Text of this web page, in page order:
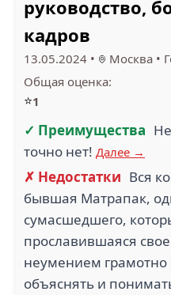
руководство,
кадров
13.05.2024 • Москва •
Общая оценка:
⭐1
✓ Преимущества
точно нет! Далее →
✗ Недостатки Вся
бывшая Матрапак,
сумасшедшего,
прославившаяся
неумением грамотно
объяснять и